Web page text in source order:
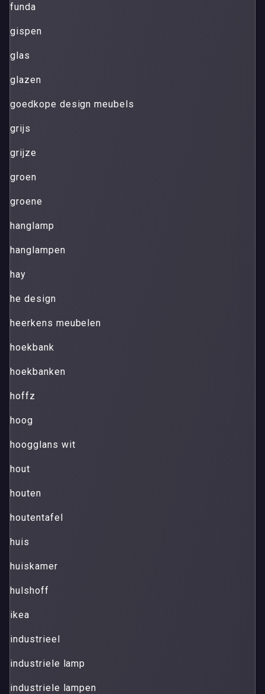
funda
gispen
glas
glazen
goedkope design meubels
grijs
grijze
groen
groene
hanglamp
hanglampen
hay
he design
heerkens meubelen
hoekbank
hoekbanken
hoffz
hoog
hoogglans wit
hout
houten
houtentafel
huis
huiskamer
hulshoff
ikea
industrieel
industriele lamp
industriele lampen